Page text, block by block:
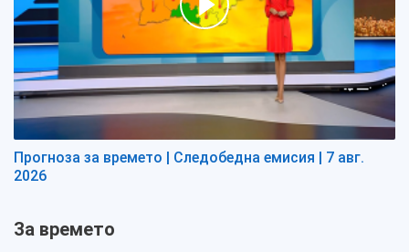
Прогноза за времето | Следобедна емисия | 7 авг.
2026
За времето